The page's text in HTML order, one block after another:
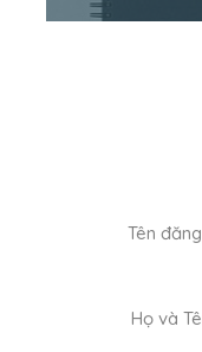
Tên
Họ và